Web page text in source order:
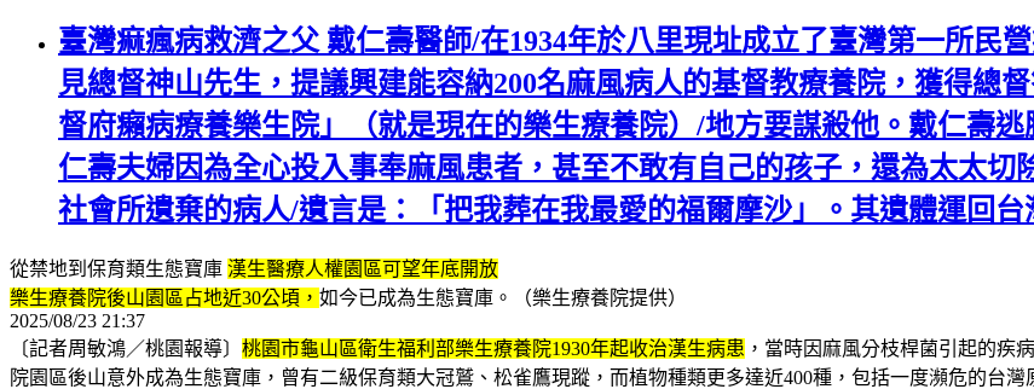
臺灣痲瘋病救濟之父 戴仁壽醫師/在1934年於八里現址成立了臺灣第一所民
見總督神山先生，提議興建能容納200名麻風病人的基督教療養院，獲得總
督府癩病療養樂生院」（就是現在的樂生療養院）/地方要謀殺他。戴仁壽
仁壽夫婦因為全心投入事奉麻風患者，甚至不敢有自己的孩子，還為太太
社會所遺棄的病人/遺言是：「把我葬在我最愛的福爾摩沙」。其遺體運回台
從禁地到保育類生態寶庫 漢生醫療人權園區可望年底開放
樂生療養院後山園區占地近30公頃， 如今已成為生態寶庫。（樂生療養院提供）
2025/08/23 21:37
〔記者周敏鴻／桃園報導〕 桃園市龜山區衛生福利部樂生療養院1930年起收治漢生病患 ，當時因麻風分枝桿菌引起的疾
院園區後山意外成為生態寶庫，曾有二級保育類大冠鷲、松雀鷹現蹤，而植物種類更多達近400種，包括一度瀕危的台灣